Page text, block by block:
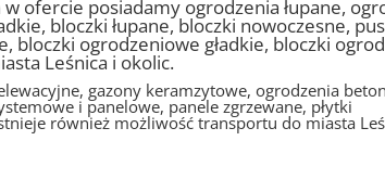
ofercie posiadamy ogrodzenia łupane,
bloczki łupane, bloczki nowoczesne,
bloczki ogrodzeniowe gładkie, bloczki
Leśnica i okolic.
gazony keramzytowe, ogrodzenia
i panelowe, panele zgrzewane, płytki
również możliwość transportu do miasta